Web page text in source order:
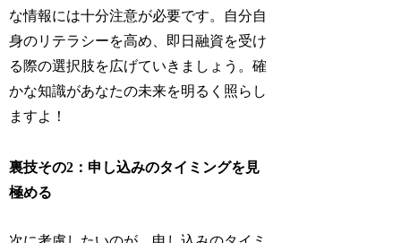
な情報には十分注意が必要です。自分自
身のリテラシーを高め、即日融資を受け
る際の選択肢を広げていきましょう。確
かな知識があなたの未来を明るく照らし
ますよ！
裏技その2：申し込みのタイミングを見
極める